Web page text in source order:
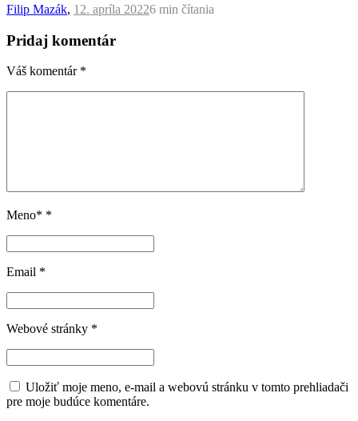
Filip Mazák, 12. apríla 20226 min čítania
Pridaj komentár
Váš komentár *
Meno* *
Email *
Webové stránky *
Uložiť moje meno, e-mail a webovú stránku v tomto prehliadači
pre moje budúce komentáre.